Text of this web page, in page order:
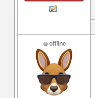
offline